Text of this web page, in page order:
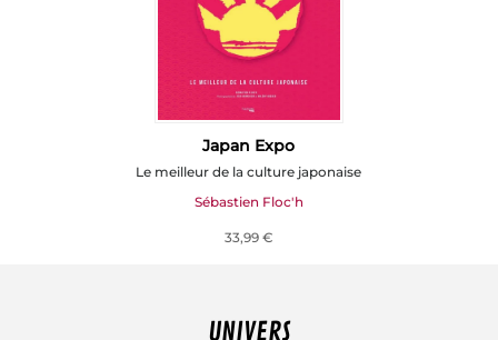
Japan Expo
Le meilleur de la culture japonaise
Sébastien Floc'h
33,99 €
UNIVERS